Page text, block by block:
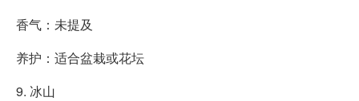
香气：未提及
养护：适合盆栽或花坛
9. 冰山